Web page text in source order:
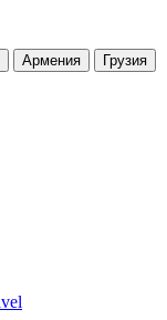
Армения
Грузия